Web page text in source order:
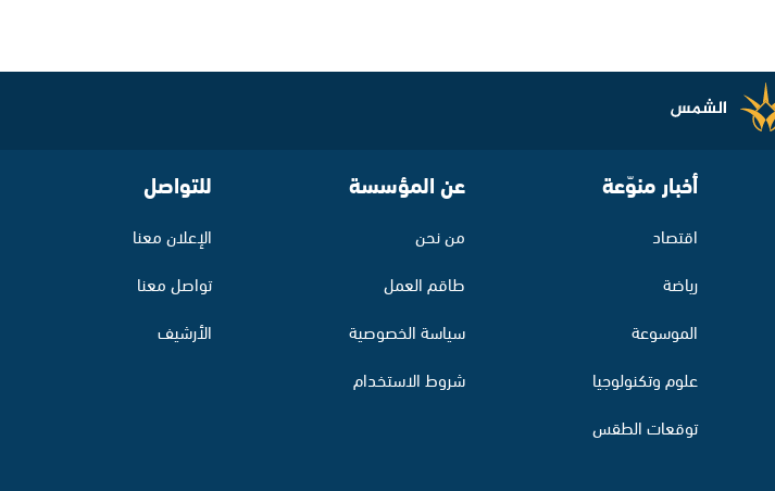
أخبار منوّعة
اقتصاد
رياضة
الموسوعة
علوم وتكنولوجيا
توقعات الطقس
عن المؤسسة
من نحن
طاقم العمل
سياسة الخصوصية
شروط الاستخدام
للتواصل
الإعلان معنا
تواصل معنا
الأرشيف